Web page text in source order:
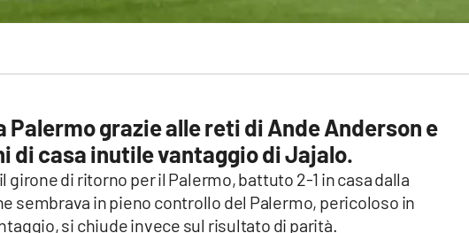
Palermo grazie alle reti di Ande Anderson e
di casa inutile vantaggio di Jajalo.
di ritorno per il Palermo, battuto 2-1 in casa dalla
sembrava in pieno controllo del Palermo, pericoloso in
si chiude invece sul risultato di parità.